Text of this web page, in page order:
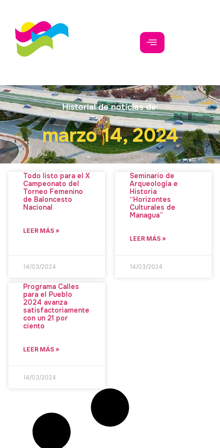
Historial de noticias de:
marzo 14, 2024
Todo listo para el X
Campeonato del
Torneo Femenino
de Baloncesto
Nacional
LEER MÁS »
14/03/2024
Seminario de
Arqueología e
Historia
“Horizontes
Culturales de
Managua”
LEER MÁS »
14/03/2024
Programa Calles
para el Pueblo
2024 avanza
satisfactoriamente
con un 21 por
ciento
LEER MÁS »
14/03/2024